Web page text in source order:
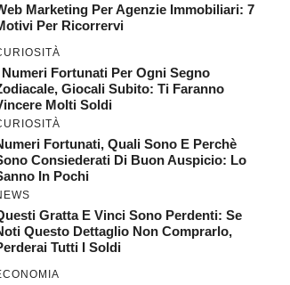
Marketing Per Agenzie Immobiliari: 7
Per Ricorrervi
Numeri Fortunati Per Ogni Segno
Giocali Subito: Ti Faranno
Molti Soldi
Fortunati, Quali Sono E Perchè
Consiederati Di Buon Auspicio: Lo
In Pochi
Gratta E Vinci Sono Perdenti: Se
Questo Dettaglio Non Comprarlo,
Tutti I Soldi